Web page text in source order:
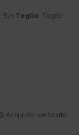
: 5/5 Taglia: Taglia
Acquisto verificato